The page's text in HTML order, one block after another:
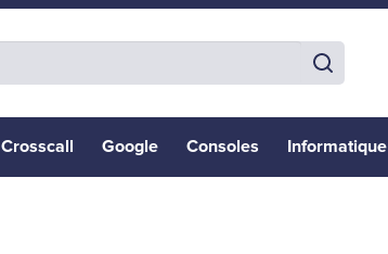
Crosscall Google Consoles Informatique